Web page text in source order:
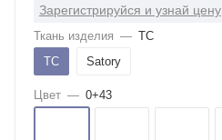
Зарегистрируйся и узнай цену
Ткань изделия — ТС
ТС
Satory
Цвет — 0+43